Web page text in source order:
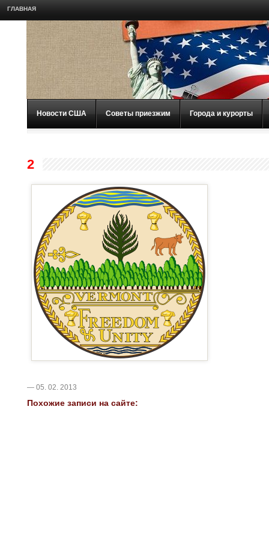
ГЛАВНАЯ
Новости США Советы приезжим Города и курорты
2
— 05. 02. 2013
Похожие записи на сайте: